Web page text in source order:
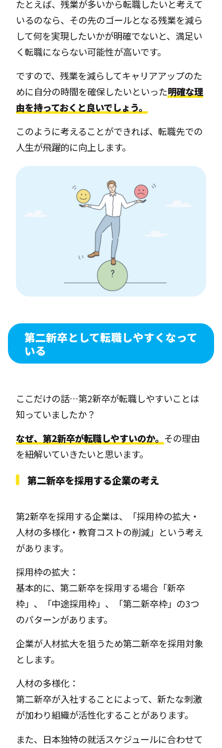
たとえば、残業が多いから転職したいと考えて
いるのなら、その先のゴールとなる残業を減ら
して何を実現したいかが明確でないと、満足い
く転職にならない可能性が高いです。
ですので、残業を減らしてキャリアアップのた
めに自分の時間を確保したいといった明確な理
由を持っておくと良いでしょう。
このように考えることができれば、転職先での
人生が飛躍的に向上します。
第二新卒として転職しやすくなって
いる
ここだけの話…第2新卒が転職しやすいことは
知っていましたか？
なぜ、第2新卒が転職しやすいのか。 その理由
を紐解いていきたいと思います。
第二新卒を採用する企業の考え
第2新卒を採用する企業は、「採用枠の拡大・
人材の多様化・教育コストの削減」という考え
があります。
採用枠の拡大：
基本的に、第二新卒を採用する場合「新卒
枠」、「中途採用枠」、「第二新卒枠」の3つ
のパターンがあります。
企業が人材拡大を狙うため第二新卒を採用対象
とします。
人材の多様化：
第二新卒が入社することによって、新たな刺激
が加わり組織が活性化することがあります。
また、日本独特の就活スケジュールに合わせて